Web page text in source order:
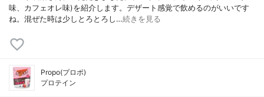
味、カフェオレ味)を紹介します。デザート感覚で飲めるのがいいです
ね。混ぜた時は少しとろとろし…続きを見る
Propo(プロポ)
プロテイン